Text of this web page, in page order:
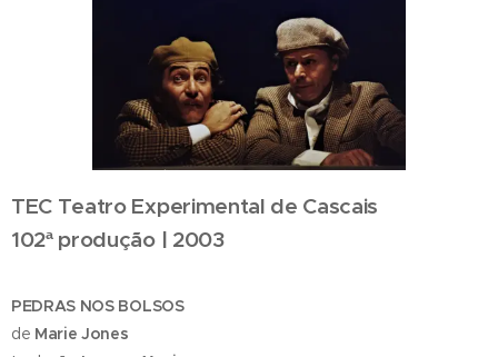
TEC Teatro Experimental de Cascais
102ª produção | 2003
PEDRAS NOS BOLSOS
de Marie Jones